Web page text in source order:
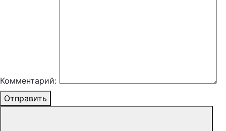
Комментарий:
Отправить